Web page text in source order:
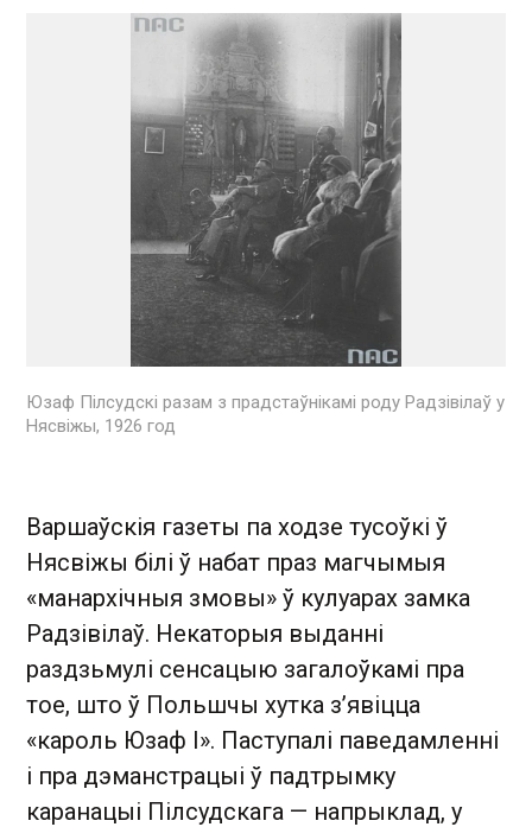
Юзаф Пілсудскі разам з прадстаўнікамі роду Радзівілаў у
Нясвіжы, 1926 год
Варшаўскія газеты па ходзе тусоўкі ў
Нясвіжы білі ў набат праз магчымыя
«манархічныя змовы» ў кулуарах замка
Радзівілаў. Некаторыя выданні
раздзьмулі сенсацыю загалоўкамі пра
тое, што ў Польшчы хутка з’явіцца
«кароль Юзаф І». Паступалі паведамленні
і пра дэманстрацыі ў падтрымку
каранацыі Пілсудскага — напрыклад, у